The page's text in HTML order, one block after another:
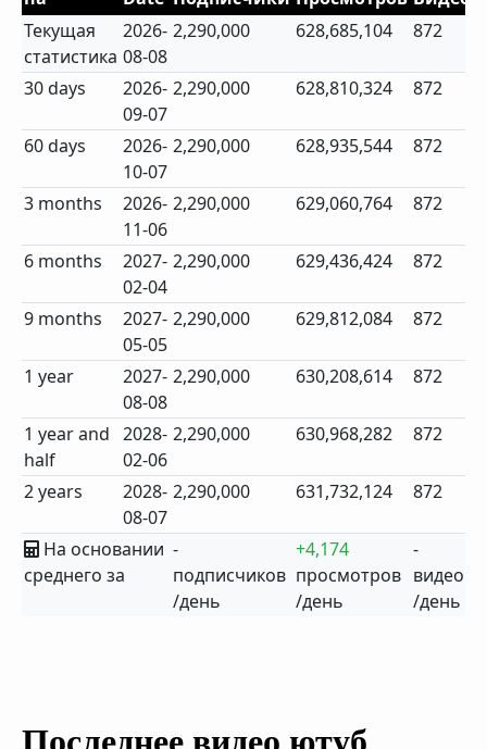
Текущая
статистика
2026-
08-08
2,290,000 628,685,104 872
30 days
2026-
09-07
2,290,000 628,810,324 872
60 days
2026-
10-07
2,290,000 628,935,544 872
3 months
2026-
11-06
2,290,000 629,060,764 872
6 months
2027-
02-04
2,290,000 629,436,424 872
9 months
2027-
05-05
2,290,000 629,812,084 872
1 year
2027-
08-08
2,290,000 630,208,614 872
1 year and
half
2028-
02-06
2,290,000 630,968,282 872
2 years
2028-
08-07
2,290,000 631,732,124 872
На основании
среднего за
-
подписчиков
/день
+4,174
просмотров
/день
-
видео
/день